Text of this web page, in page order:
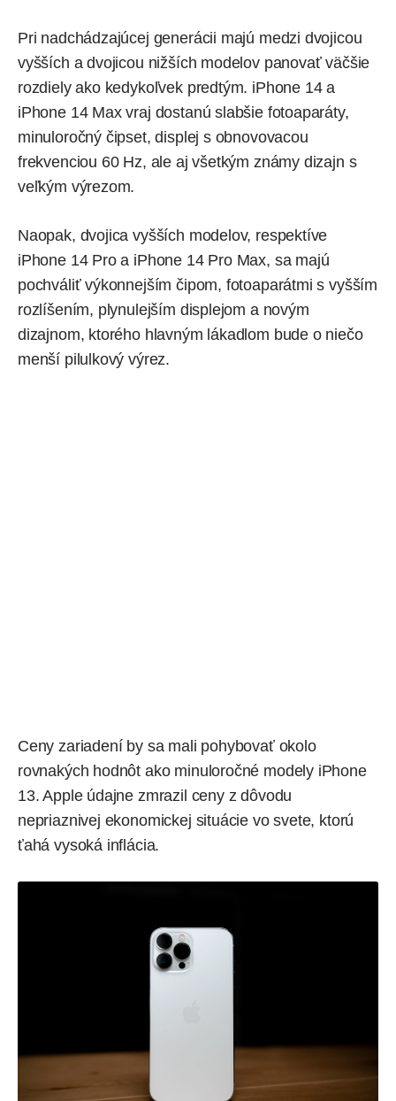
Pri nadchádzajúcej generácii majú medzi dvojicou
vyšších a dvojicou nižších modelov panovať väčšie
rozdiely ako kedykoľvek predtým. iPhone 14 a
iPhone 14 Max vraj dostanú slabšie fotoaparáty,
minuloročný čipset, displej s obnovovacou
frekvenciou 60 Hz, ale aj všetkým známy dizajn s
veľkým výrezom.
Naopak, dvojica vyšších modelov, respektíve
iPhone 14 Pro a iPhone 14 Pro Max, sa majú
pochváliť výkonnejším čipom, fotoaparátmi s vyšším
rozlíšením, plynulejším displejom a novým
dizajnom, ktorého hlavným lákadlom bude o niečo
menší pilulkový výrez.
Ceny zariadení by sa mali pohybovať okolo
rovnakých hodnôt ako minuloročné modely iPhone
13. Apple údajne zmrazil cenyz dôvodu
nepriaznivej ekonomickej situácie vo svete, ktorú
ťahá vysoká inflácia.